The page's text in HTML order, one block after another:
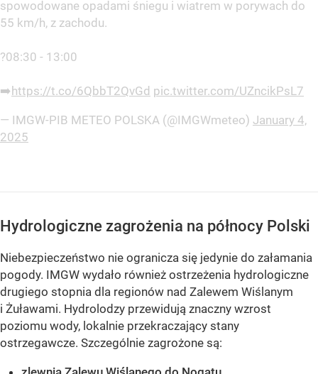
spowodowane opadami śniegu i wiatrem w porywach do
55 km/h, z zachodu.
?08:30 - 13:00
➡️https://t.co/6QbbT2QvGd pic.twitter.com/UZncikPsL7
— IMGW-PIB METEO POLSKA (@IMGWmeteo) January 4,
2025
Hydrologiczne zagrożenia na północy Polski
Niebezpieczeństwo nie ogranicza się jedynie do załamania
pogody. IMGW wydało również ostrzeżenia hydrologiczne
drugiego stopnia dla regionów nad Zalewem Wiślanym
i Żuławami. Hydrolodzy przewidują znaczny wzrost
poziomu wody, lokalnie przekraczający stany
ostrzegawcze. Szczególnie zagrożone są: